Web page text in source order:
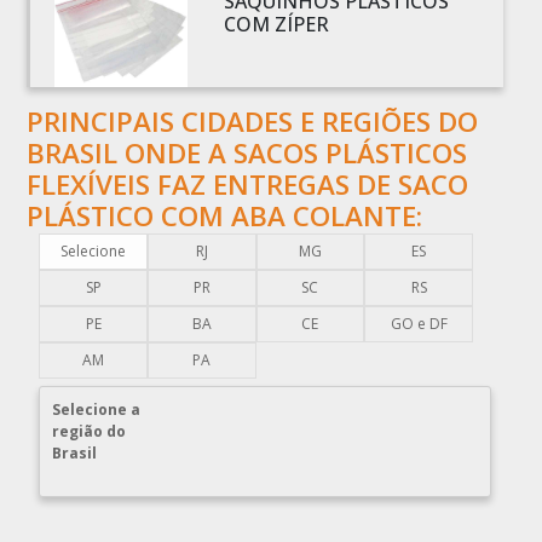
BOBINAS PLÁSTICAS PERSONALIZADAS
BOBINAS PLÁSTICAS PICOTADAS
BOBINAS PLÁSTICAS RECICLADAS
BOBINAS PLÁSTICAS TÉCNICAS
CAIXA EMBALAGEM PLÁSTICA TRANSPARENTE
CAPA PLÁSTICA PARA DOCUMENTOS
CAPA PLÁSTICA PARA PALLET
COMERCIO DE EMBALAGENS PLÁSTICAS
COMPRAR ENVELOPE PLÁSTICO CORREIOS
COMPRAR ENVELOPE PLÁSTICO DE CORREIO
COM ZÍPER
PRINCIPAIS CIDADES E REGIÕES DO
BRASIL ONDE A SACOS PLÁSTICOS
FLEXÍVEIS FAZ ENTREGAS DE SACO
PLÁSTICO COM ABA COLANTE:
Selecione RJ MG
ES
SP
PR SC
RS
PE
BA CE
GO e DF
AM
PA
Selecione a
região do
Brasil